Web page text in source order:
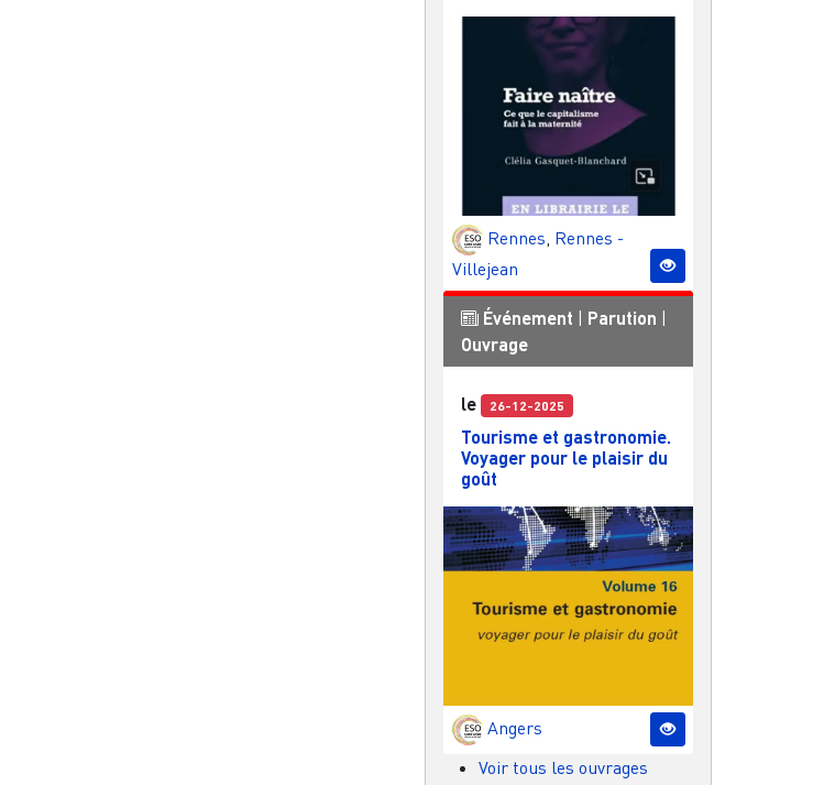
Rennes, Rennes -
Villejean
Événement Parution
Ouvrage
le 26-12-2025
Tourisme et gastronomie.
Voyager pour le plaisir du
goût
Angers
Voir tous les ouvrages